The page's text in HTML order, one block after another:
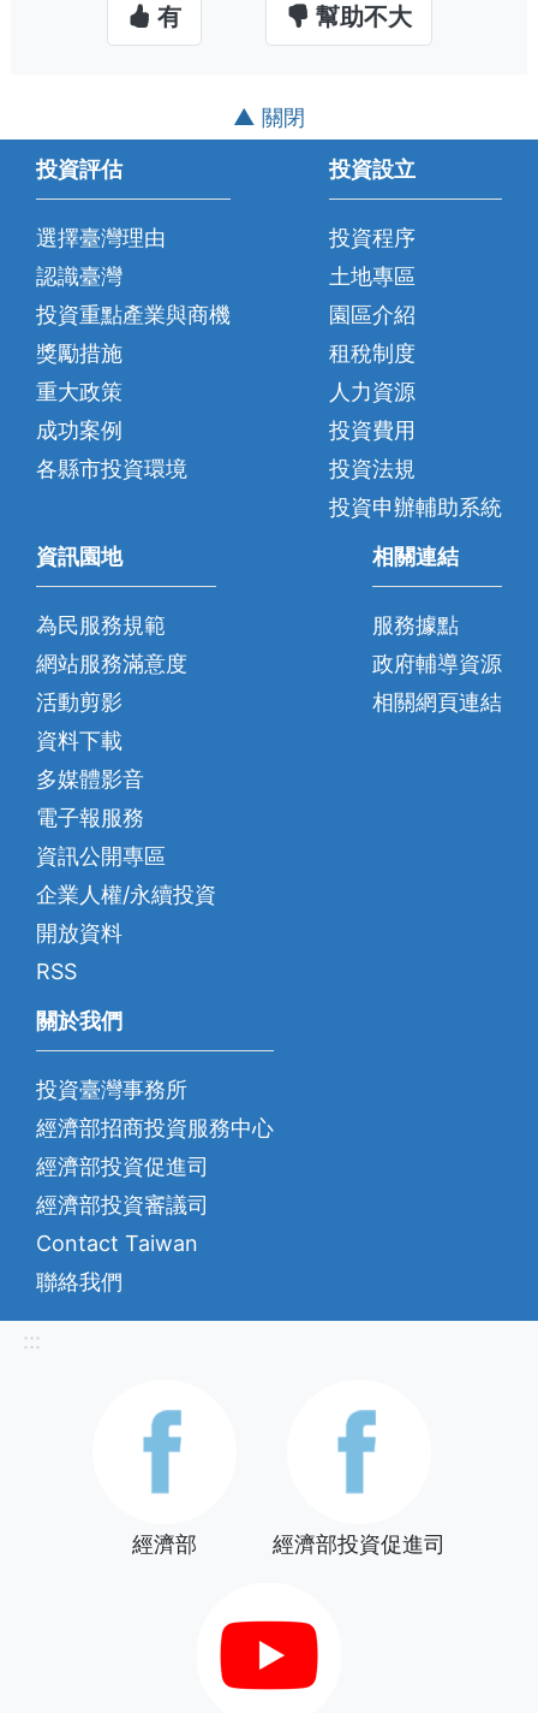
有 幫助不大
▲ 關閉
投資評估
選擇臺灣理由
認識臺灣
投資重點產業與商機
獎勵措施
重大政策
成功案例
各縣市投資環境
投資設立
投資程序
土地專區
園區介紹
租稅制度
人力資源
投資費用
投資法規
投資申辦輔助系統
資訊園地
為民服務規範
網站服務滿意度
活動剪影
資料下載
多媒體影音
電子報服務
資訊公開專區
企業人權/永續投資
開放資料
RSS
相關連結
服務據點
政府輔導資源
相關網頁連結
關於我們
投資臺灣事務所
經濟部招商投資服務中心
經濟部投資促進司
經濟部投資審議司
Contact Taiwan
聯絡我們
:::
經濟部 經濟部投資促進司